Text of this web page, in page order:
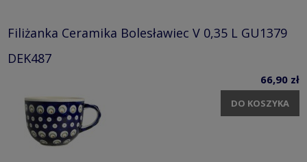
Filiżanka Ceramika Bolesławiec V 0,35 L GU1379
DEK487
66,90 zł
DO KOSZYKA